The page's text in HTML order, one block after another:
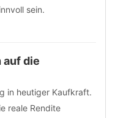
sein.
die
in heutiger Kaufkraft.
reale Rendite